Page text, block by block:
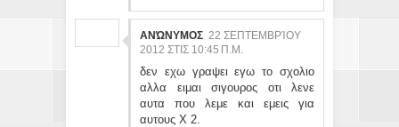
ΑΝΏΝΥΜΟΣ 22 ΣΕΠΤΕΜΒΡΊΟΥ
2012 ΣΤΙΣ 10:45 Π.Μ.
δεν εχω γραψει εγω το σχολιο
αλλα ειμαι σιγουρος οτι λενε
αυτα που λεμε και εμεις για
αυτους Χ 2.